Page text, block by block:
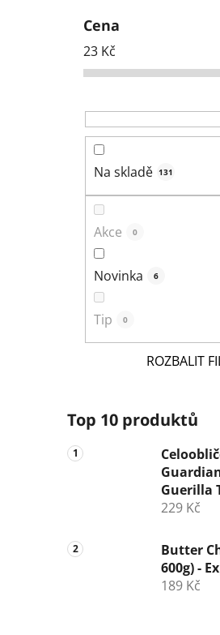
Cena
23 Kč
Na skladě 131
Akce 0
Novinka 6
Tip 0
ROZBALIT
Top 10 produktů
Guerilla
229 Kč
Butter
600g) -
189 Kč